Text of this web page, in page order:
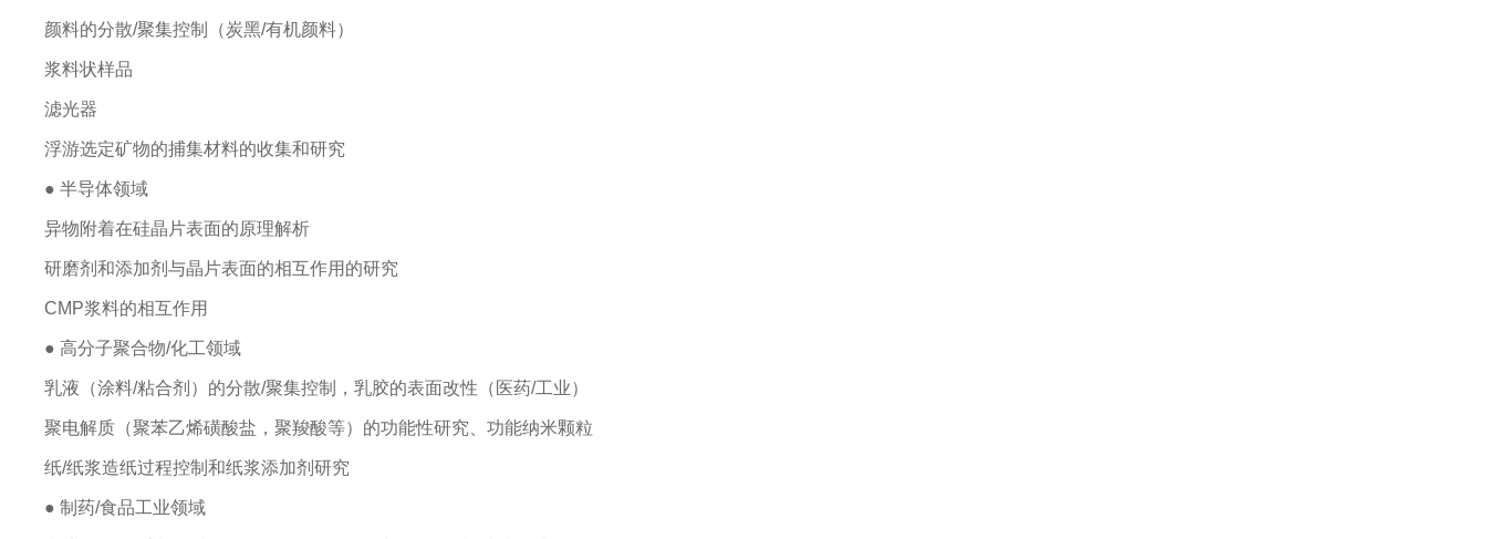
颜料的分散/聚集控制（炭黑/有机颜料）
浆料状样品
滤光器
浮游选定矿物的捕集材料的收集和研究
● 半导体领域
异物附着在硅晶片表面的原理解析
研磨剂和添加剂与晶片表面的相互作用的研究
CMP浆料的相互作用
● 高分子聚合物/化工领域
乳液（涂料/粘合剂）的分散/聚集控制，乳胶的表面改性（医药/工业）
聚电解质（聚苯乙烯磺酸盐，聚羧酸等）的功能性研究、功能纳米颗粒
纸/纸浆造纸过程控制和纸浆添加剂研究
● 制药/食品工业领域